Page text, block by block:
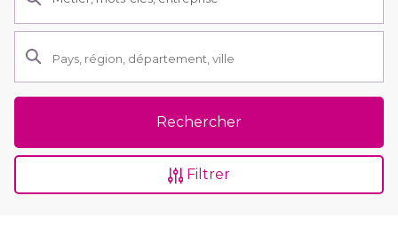
Rechercher
Filtrer